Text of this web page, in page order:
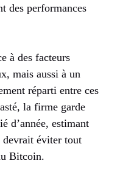
des performances
à des facteurs
mais aussi à un
réparti entre ces
la firme garde
d’année, estimant
devrait éviter tout
Bitcoin.